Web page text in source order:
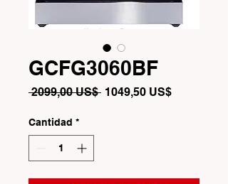
GCFG3060BF
2099,00 US$ Precio
1049,50 US$Precio
Cantidad *